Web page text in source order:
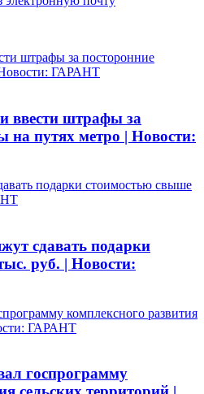
штрафы за посторонние
ГАРАНТ
ввести штрафы за
на путях метро | Новости:
подарки стоимостью свыше
сдавать подарки
руб. | Новости:
комплексного развития
ГАРАНТ
госпрограмму